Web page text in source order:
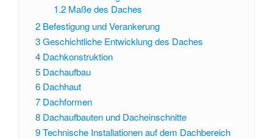
1.2 Maße des Daches
2 Befestigung und Verankerung
3Geschichtliche Entwicklung des Daches
4 Dachkonstruktion
5 Dachaufbau
6 Dachhaut
7 Dachformen
8 Dachaufbauten und Dacheinschnitte
9Technische Installationen auf dem Dachbereich